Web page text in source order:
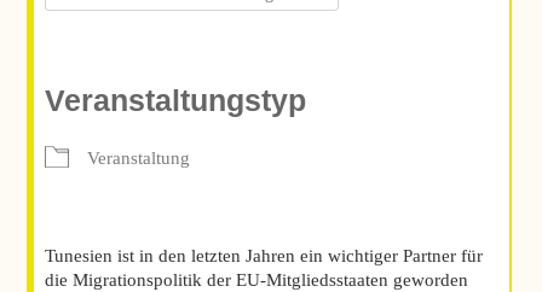
Veranstaltungstyp
Veranstaltung
Tunesien ist in den letzten Jahren ein wichtiger Partner für
die Migrationspolitik der EU-Mitgliedsstaaten geworden